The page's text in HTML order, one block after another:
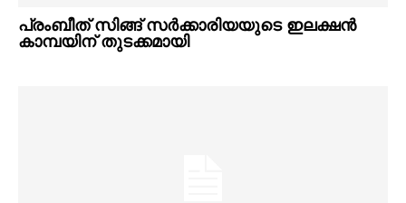
പ്രംബീത് സിങ്ങ് സർക്കാരിയയുടെ ഇലക്ഷൻ
കാമ്പയിന് തുടക്കമായി